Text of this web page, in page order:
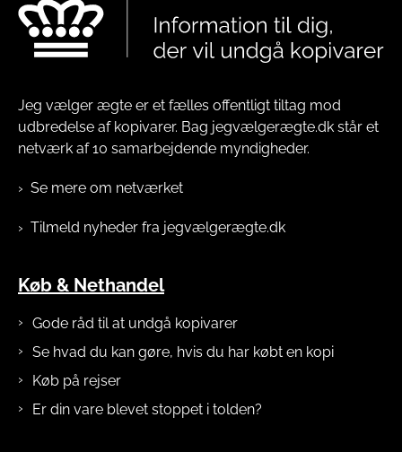
Jeg vælger ægte er et fælles offentligt tiltag mod
udbredelse af kopivarer. Bag jegvælgerægte.dk står et
netværk af 10 samarbejdende myndigheder.
Se mere om netværket
Tilmeld nyheder fra jegvælgerægte.dk
Køb & Nethandel
Gode råd til at undgå kopivarer
Se hvad du kan gøre, hvis du har købt en kopi
Køb på rejser
Er din vare blevet stoppet i tolden?